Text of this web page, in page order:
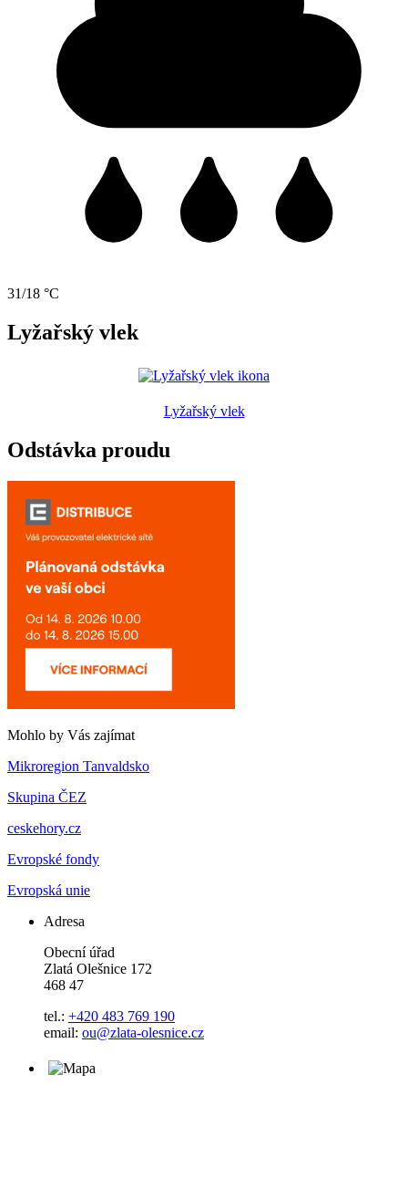
31/18 °C
Lyžařský vlek
Lyžařský vlek
Odstávka proudu
Mohlo by Vás zajímat
Mikroregion Tanvaldsko
Skupina ČEZ
ceskehory.cz
Evropské fondy
Evropská unie
Adresa
Obecní úřad
Zlatá Olešnice 172
468 47
tel.: +420 483 769 190
email: ou@zlata-olesnice.cz